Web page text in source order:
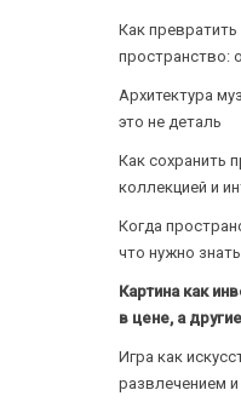
Как
пространство:
Архитектура
это не деталь
Как сохранить
коллекцией и
Когда
что нужно
Картина как
в цене, а
Игра как
развлечением и